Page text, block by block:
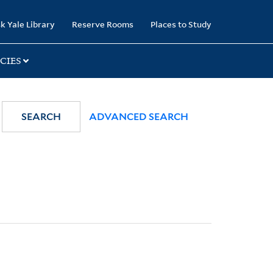
Yale Library Reserve Rooms Places to Study
SEARCH ADVANCED SEARCH